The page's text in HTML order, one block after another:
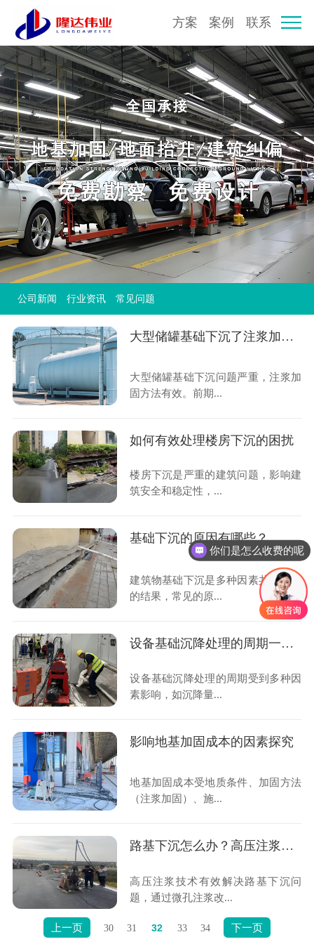
方案 案例 联系
公司新闻 行业资讯 常见问题
大型储罐基础下沉了注浆加固来解决
大型储罐基础下沉问题严重，注浆加
固方法有效。前期...
如何有效处理楼房下沉的困扰
楼房下沉是严重的建筑问题，影响建
筑安全和稳定性，...
基础下沉的原因有哪些？
建筑物基础下沉是多种因素共同作用
的结果，常见的原...
设备基础沉降处理的周期一般是多久？
设备基础沉降处理的周期受到多种因
素影响，如沉降量...
影响地基加固成本的因素探究
地基加固成本受地质条件、加固方法
（注浆加固）、施...
路基下沉怎么办？高压注浆来解决
高压注浆技术有效解决路基下沉问
题，通过微孔注浆改...
上一页 30 31 32 33 34 下一页
你们是怎么收费的呢